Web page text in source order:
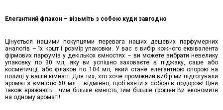
Елегантний флакон – візьміть з собою куди завгодно
Цінується нашими покупцями перевага наших дешевих парфумерних
аналогів – їх кошт і розмір упаковки. У вас є вибір кожного еквівалента
фірмових парфумів у декількох ємностях – ви можете вибрати невелику
упаковку по 30 мл, яку ви успішно заховаєте в піджаку, саше або
косметичці, або флакон по 104 мл, який стане елегантною опорою на
полиці у вашій кімнаті. Для тих, хто хоче проміжний вибір ми підготували
аромат з ємністю 60 мл – відмінно, щоб взяти з собою в подорож! Ціни
також вражають... чим більше ємність, тим більше грошей Ви економите
на одному ароматі!